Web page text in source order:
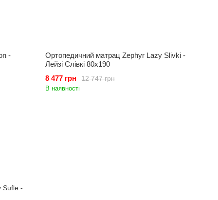
-
Ортопедичний матрац Zephyr Lazy Slivki -
Лейзі Слівкі 80x190
12 747 грн
8 477 грн
В наявності